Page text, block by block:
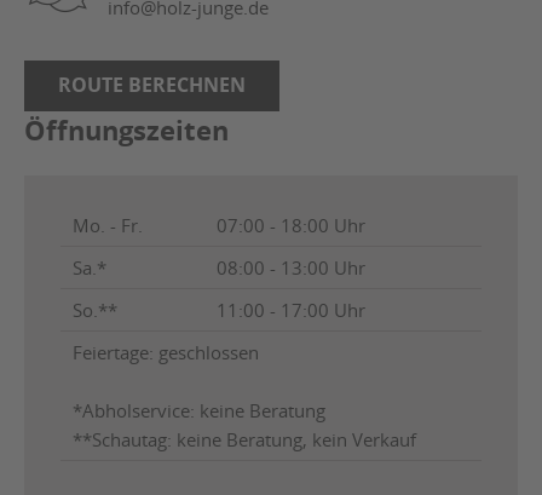
info@holz-junge.de
ROUTE BERECHNEN
Öffnungszeiten
Mo. - Fr.
07:00 - 18:00 Uhr
Sa.*
08:00 - 13:00 Uhr
So.**
11:00 - 17:00 Uhr
Feiertage: geschlossen
*Abholservice: keine Beratung
**Schautag: keine Beratung, kein Verkauf